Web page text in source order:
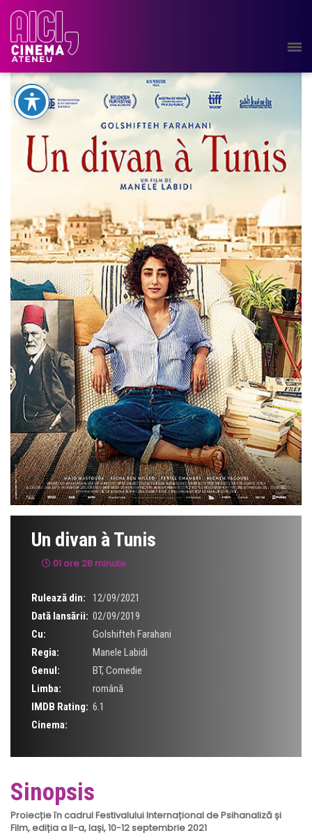
Un divan à Tunis
01 ore 28 minute
Rulează din:
12/09/2021
Dată lansării: 02/09/2019
Cu:
Golshifteh Farahani
Regia:
Manele Labidi
Genul:
BT, Comedie
Limba:
română
IMDB Rating: 6.1
Cinema:
Sinopsis
Proiecție în cadrul Festivalului Internațional de Psihanaliză și
Film, ediția a II-a, Iași,10-12 septembrie 2021